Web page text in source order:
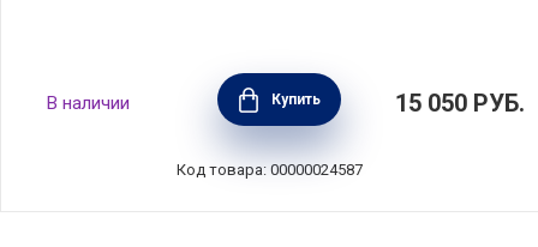
Поднос сервировочный большой "Багатель"
48х38 см, материал акрил, Gien, Франция,
8005BAGMPL
В наличии Купить 15 050 РУБ.
Код товара: 00000024587